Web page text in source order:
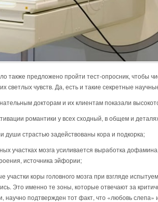
также предложено пройти тест-опросник, чтобы
светлых чувств. Да, есть и такие секретные
докторам и их клиентам показали
романтики у всех сходный, в общем и
души страстью задействованы кора и подкорка;
участках мозга усиливается выработка
источника эйфории;
участки коры головного мозга при взгляде
Это именно те зоны, которые отвечают за
научно подтвержден тот факт, что «любовь слепа»